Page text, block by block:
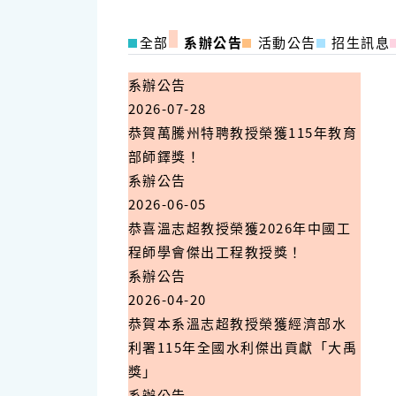
全部 系辦公告 活動公告 招生訊息
系辦公告
2026-07-28
恭賀萬騰州特聘教授榮獲115年教育
部師鐸獎！
系辦公告
2026-06-05
恭喜溫志超教授榮獲2026年中國工
程師學會傑出工程教授獎！
系辦公告
2026-04-20
恭賀本系溫志超教授榮獲經濟部水
利署115年全國水利傑出貢獻「大禹
獎」